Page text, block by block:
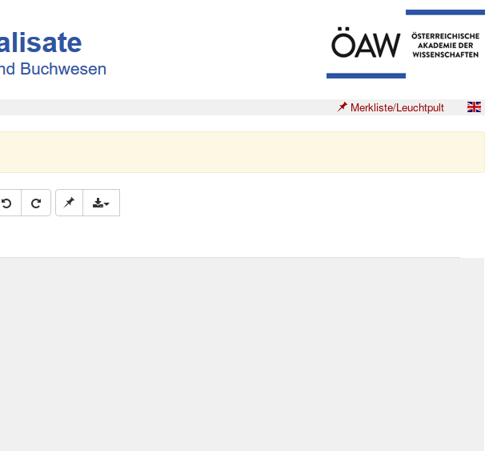
Merkliste/Leuchtpult